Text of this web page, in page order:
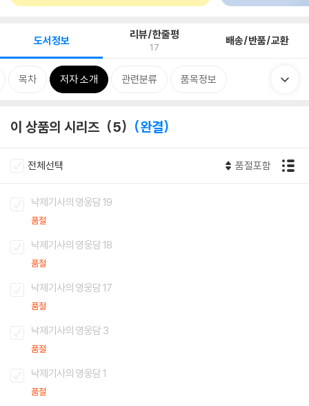
도서정보 리뷰/한줄평
17 배송/반품/교환
목차 저자 소개 관련분류 품목정보
이 상품의 시리즈 5 완결
전체선택 품절포함
낙제기사의 영웅담 19
품절
낙제기사의 영웅담 18
품절
낙제기사의 영웅담 17
품절
낙제기사의 영웅담 3
품절
낙제기사의 영웅담 1
품절